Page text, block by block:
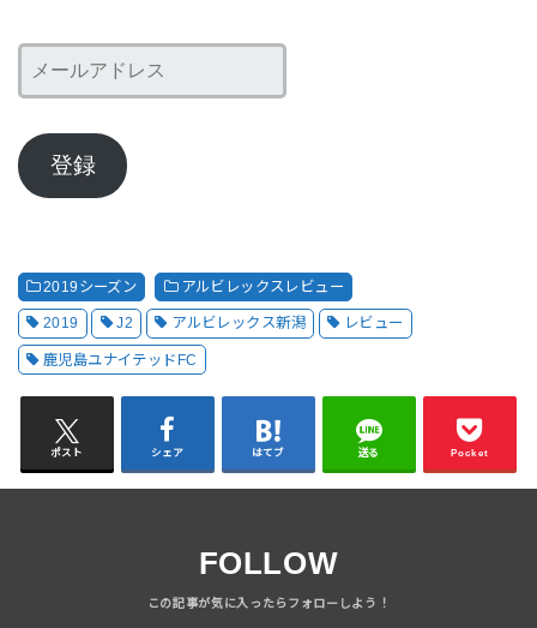
ー
ア
ド
ス
登録
2019シーズン アルビレックスレビュー
2019 J2 アルビレックス新潟 レビュー
鹿児島ユナイテッドFC
ポスト シェア はてブ 送る Pocket
FOLLOW